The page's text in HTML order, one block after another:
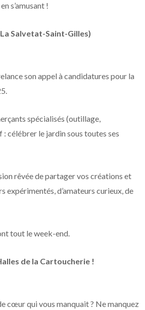
s’amusant !
Salvetat-Saint-Gilles)
son appel à candidatures pour la
spécialisés (outillage,
célébrer le jardin sous toutes ses
rêvée de partager vos créations et
d’amateurs curieux, de
tout le week-end.
de la Cartoucherie !
cœur qui vous manquait ? Ne manquez